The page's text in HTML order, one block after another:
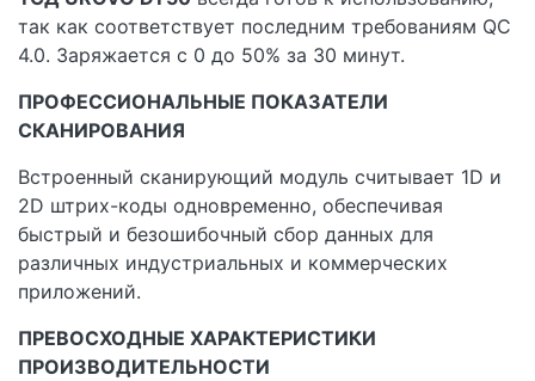
так как соответствует последним требованиям QC
4.0. Заряжается с 0 до 50% за 30 минут.
ПРОФЕССИОНАЛЬНЫЕ ПОКАЗАТЕЛИ
СКАНИРОВАНИЯ
Встроенный сканирующий модуль считывает 1D и
2D штрих-коды одновременно, обеспечивая
быстрый и безошибочный сбор данных для
различных индустриальных и коммерческих
приложений.
ПРЕВОСХОДНЫЕ ХАРАКТЕРИСТИКИ
ПРОИЗВОДИТЕЛЬНОСТИ